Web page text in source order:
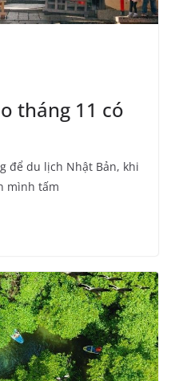
tháng 11 có
để du lịch Nhật Bản, khi
mình tấm